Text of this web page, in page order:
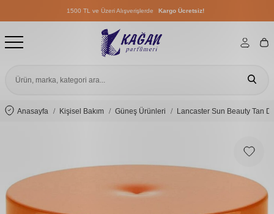
1500 TL ve Üzeri Alışverişlerde Kargo Ücretsiz!
1500 TL ve Üzeri Alışverişlerde
1500 TL ve Üzeri Alışverişlerde
Anasayfa Kişisel Bakım Güneş Ürünleri Lancaster Sun Beauty Tan